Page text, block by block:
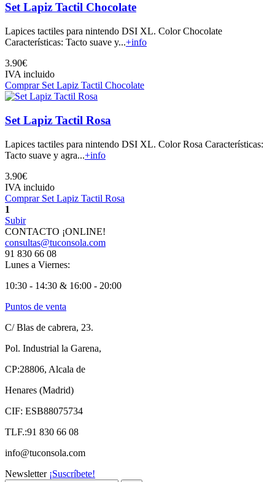
Set Lapiz Tactil Chocolate
Lapices tactiles para nintendo DSI XL. Color Chocolate
Características: Tacto suave y...+info
3.90€
IVA incluido
Comprar Set Lapiz Tactil Chocolate
Set Lapiz Tactil Rosa
Lapices tactiles para nintendo DSI XL. Color Rosa Características:
Tacto suave y agra...+info
3.90€
IVA incluido
Comprar Set Lapiz Tactil Rosa
1
Subir
CONTACTO ¡ONLINE!
consultas@tuconsola.com
91 830 66 08
Lunes a Viernes:
10:30 - 14:30 & 16:00 - 20:00
Puntos de venta
C/ Blas de cabrera, 23.
Pol. Industrial la Garena,
CP:28806, Alcala de
Henares (Madrid)
CIF: ESB88075734
TLF.:91 830 66 08
info@tuconsola.com
Newsletter ¡Suscríbete!